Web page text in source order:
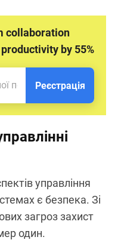
collaboration
by 55%
Реєстрація
управління
є безпека. Зі
загроз захист
один.